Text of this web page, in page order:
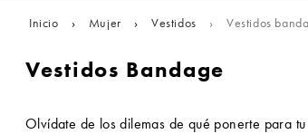
Inicio › Mujer › Vestidos › Vestidos
Vestidos Bandage
Olvídate de los dilemas de qué ponerte para